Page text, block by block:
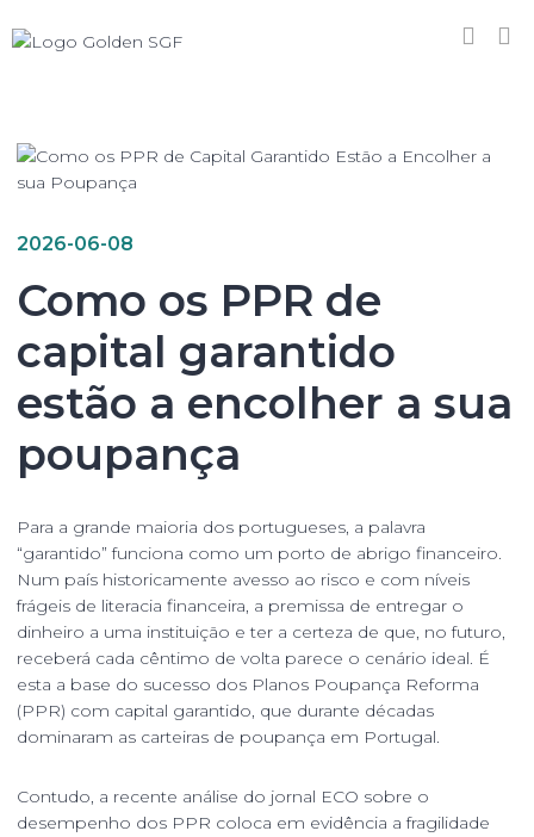
2026-06-08
Como os PPR de
capital garantido
estão a encolher a sua
poupança
Para a grande maioria dos portugueses, a palavra
“garantido” funciona como um porto de abrigo financeiro.
Num país historicamente avesso ao risco e com níveis
frágeis de literacia financeira, a premissa de entregar o
dinheiro a uma instituição e ter a certeza de que, no futuro,
receberá cada cêntimo de volta parece o cenário ideal. É
esta a base do sucesso dos Planos Poupança Reforma
(PPR) com capital garantido, que durante décadas
dominaram as carteiras de poupança em Portugal.
Contudo, a recente análise do jornal ECO sobre o
desempenho dos PPR coloca em evidência a fragilidade